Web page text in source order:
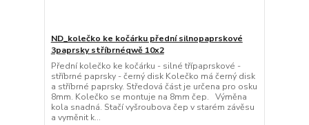
ND_kolečko ke kočárku přední silnopaprskové
3paprsky stříbrnéqwě 10x2
Přední kolečko ke kočárku - silné třípaprskové -
stříbrné paprsky - černý disk Kolečko má černý disk
a stříbrné paprsky. Středová část je určena pro osku
8mm. Kolečko se montuje na 8mm čep. Výměna
kola snadná. Stačí vyšroubova čep v starém závěsu
a vyměnit k...